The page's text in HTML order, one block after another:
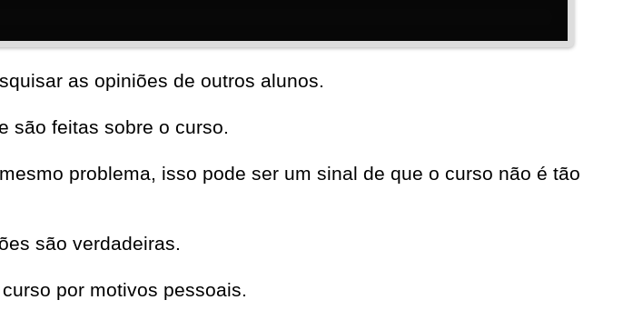
as opiniões de outros alunos.
são feitas sobre o curso.
problema, isso pode ser um sinal de que o curso não é tão
são verdadeiras.
por motivos pessoais.